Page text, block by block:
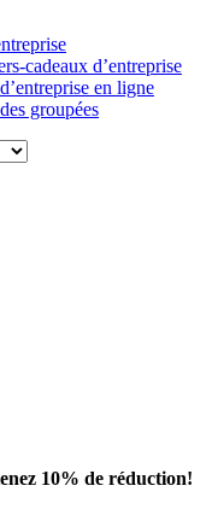
cadeaux d’entreprise
en ligne
groupées
10% de réduction!